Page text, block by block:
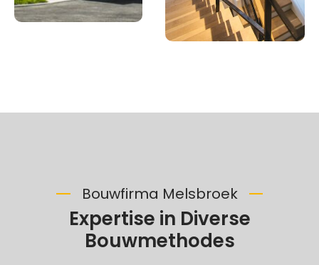
Bouwfirma Melsbroek
Expertise in Diverse
Bouwmethodes